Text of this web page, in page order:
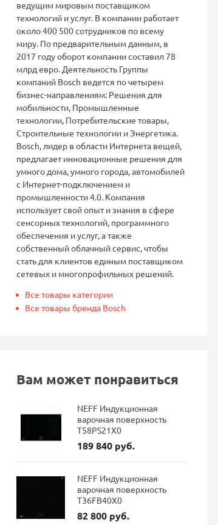
Скидка
Новинка
ведущим мировым поставщиком
технологий и услуг. В компании работает
около 400 500 сотрудников по всему
миру. По предварительным данным, в
2017 году оборот компании составил 78
млрд евро. Деятельность Группы
компаний Bosch ведется по четырем
бизнес-направлениям: Решения для
мобильности, Промышленные
технологии, Потребительские товары,
Строительные технологии и Энергетика.
Bosch, лидер в области Интернета вещей,
предлагает инновационные решения для
умного дома, умного города, автомобилей
с Интернет-подключением и
промышленности 4.0. Компания
использует свой опыт и знания в сфере
сенсорных технологий, программного
обеспечения и услуг, а также
собственный облачный сервис, чтобы
стать для клиентов единым поставщиком
сетевых и многопрофильных решений.
Все товары категории
Все товары бренда Bosch
Вам может понравиться
NEFF Индукционная
варочная поверхность
T58PS21X0
189 840 руб.
NEFF Индукционная
варочная поверхность
T36FB40X0
82 800 руб.